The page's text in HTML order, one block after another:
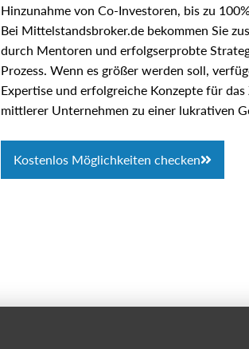
Hinzunahme von Co-Investoren, bis zu
Bei Mittelstandsbroker.de bekommen Sie
durch Mentoren und erfolgserprobte
Prozess. Wenn es größer werden soll,
Expertise und erfolgreiche Konzepte für
mittlerer Unternehmen zu einer lukrativen
Kostenlos Möglichkeiten checken